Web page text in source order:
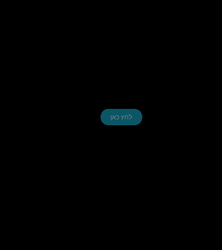
לחץ כאן